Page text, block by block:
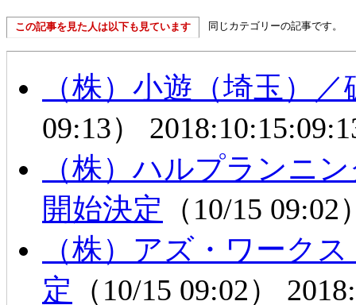
この記事を見た人は以下も見ています 同じカテゴリーの記事です。
（株）小遊（埼玉）
09:13）
（株）ハルプランニ
開始決定 （10/15
（株）アズ・ワーク
定 （10/15 09:02）